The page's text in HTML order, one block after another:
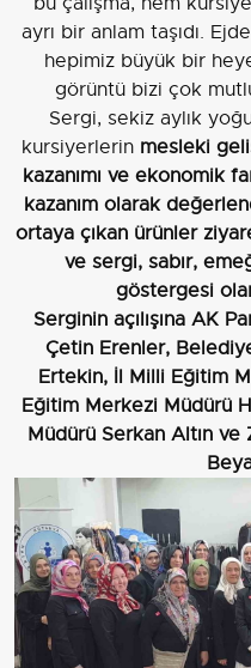
ayrı bir anlam taşıdı.
hepimiz büyük bir
görüntü bizi çok
Sergi, sekiz aylık
kursiyerlerin mesleki
kazanımı ve ekonomik
kazanım olarak
ortaya çıkan ürünler
ve sergi, sabır,
göstergesi
Serginin açılışına AK
Çetin Erenler,
Ertekin, İl Milli Eğitim
Eğitim Merkezi Müdürü
Müdürü Serkan Altınve